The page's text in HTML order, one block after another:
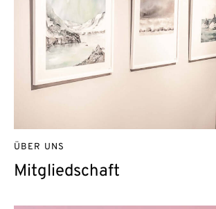
Mitgliedschaft
ÜBER UNS